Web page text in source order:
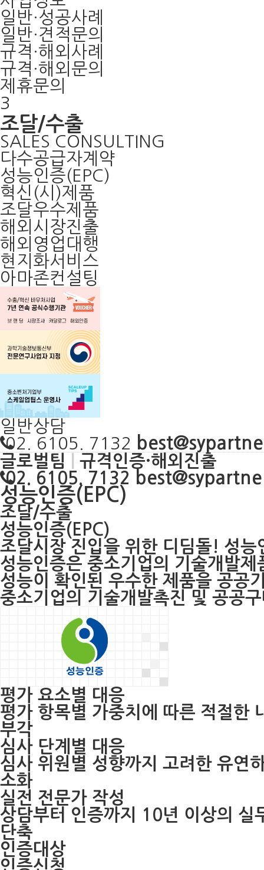
일반·성공사례
일반·견적문의
규격·해외사례
규격·해외문의
제휴문의
3
조달/수출
SALES CONSULTING
다수공급자계약
성능인증(EPC)
혁신(시)제품
조달우수제품
해외시장진출
해외영업대행
현지화서비스
아마존컨설팅
일반상담
02. 6105. 7132
글로벌팀
규격인증·해외진출
02. 6105. 7132
성능인증(EPC)
조달/수출
성능인증(EPC)
조달시장 진입을 위한 디딤돌! 성능
성능인증은 중소기업의 기술개발
성능이 확인된 우수한 제품을 공공
중소기업의 기술개발촉진 및 공공
평가 요소별 대응
평가 항목별 가중치에 따른 적절한
부각
심사 단계별 대응
심사 위원별 성향까지 고려한 유연
소화
실전 전문가 작성
상담부터 인증까지 10년 이상의 실
단축
인증대상
인증신청